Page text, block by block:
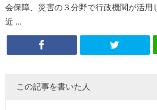
会保障、災害の３分野で行政機関が活用
近 ...
この記事を書いた人